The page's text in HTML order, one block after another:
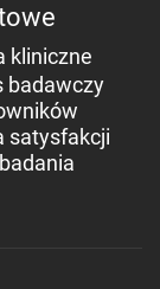
kliniczne
badawczy
satysfakcji
badania